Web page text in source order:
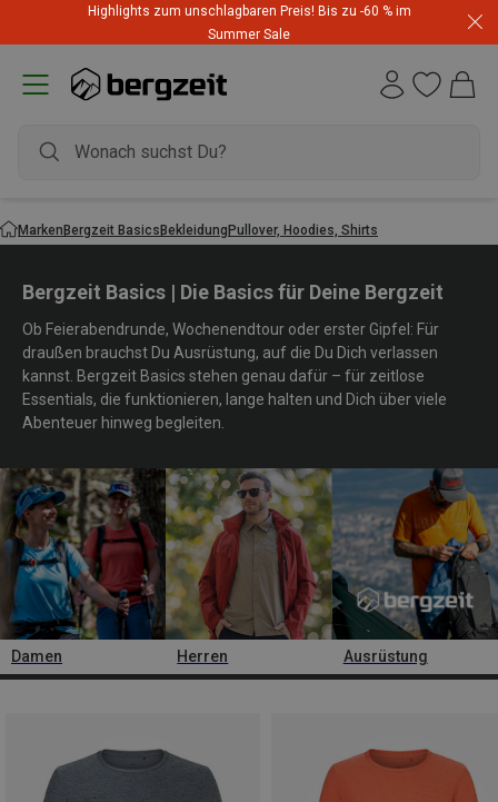
Highlights zum unschlagbaren Preis! Bis zu -60 % im
Summer Sale
MarkenBergzeit BasicsBekleidungPullover, Hoodies, Shirts
Bergzeit Basics | Die Basics für Deine Bergzeit
Ob Feierabendrunde, Wochenendtour oder erster Gipfel: Für
draußen brauchst Du Ausrüstung, auf die Du Dich verlassen
kannst. Bergzeit Basics stehen genau dafür – für zeitlose
Essentials, die funktionieren, lange halten und Dich über viele
Abenteuer hinweg begleiten.
Damen Herren Ausrüstung